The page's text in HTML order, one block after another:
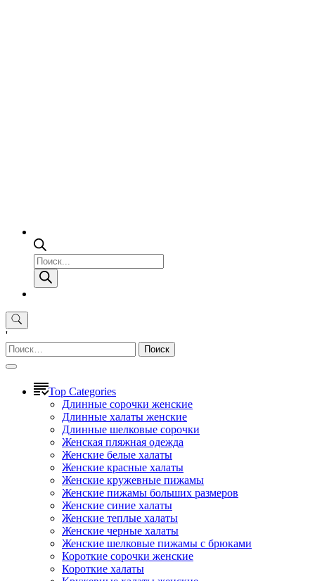
Поиск
товаров
'
Найти:
Top Categories
Длинные сорочки женские
Длинные халаты женские
Длинные шелковые сорочки
Женская пляжная одежда
Женские белые халаты
Женские красные халаты
Женские кружевные пижамы
Женские пижамы больших размеров
Женские синие халаты
Женские теплые халаты
Женские черные халаты
Женские шелковые пижамы с брюками
Короткие сорочки женские
Короткие халаты